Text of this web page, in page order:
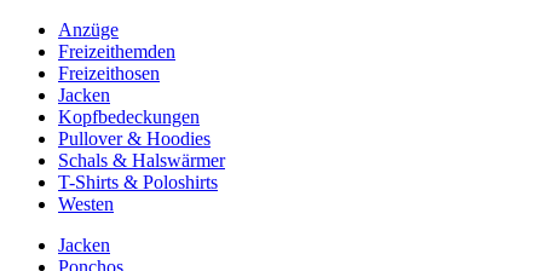
Anzüge
Freizeithemden
Freizeithosen
Jacken
Kopfbedeckungen
Pullover & Hoodies
Schals & Halswärmer
T-Shirts & Poloshirts
Westen
Jacken
Ponchos